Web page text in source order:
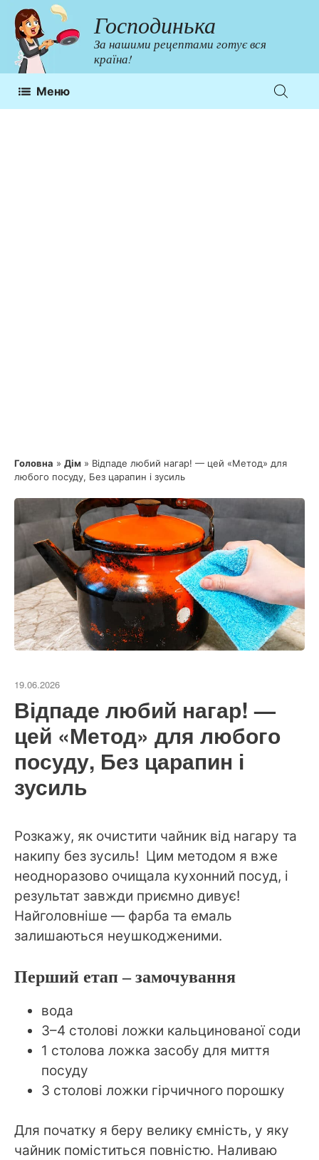
Перейти
до
контенту
Господинька
За нашими рецептами готує вся
країна!
Меню
Головна » Дім » Відпаде любий нагар! — цей «Метод» для
любого посуду, Без царапин і зусиль
19.06.2026
Відпаде любий нагар! —
цей «Метод» для любого
посуду, Без царапин і
зусиль
Розкажу, як очистити чайник від нагару та
накипу без зусиль! Цим методом я вже
неодноразово очищала кухонний посуд, і
результат завжди приємно дивує!
Найголовніше — фарба та емаль
залишаються неушкодженими.
Перший етап – замочування
вода
3–4 столові ложки кальцинованої соди
1 столова ложка засобу для миття
посуду
3 столові ложки гірчичного порошку
Для початку я беру велику ємність, у яку
чайник поміститься повністю. Наливаю